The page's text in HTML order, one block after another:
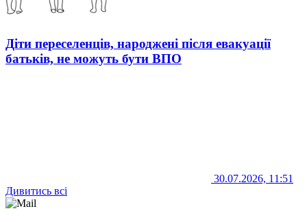
Діти переселенців, народжені після евакуації
батьків, не можуть бути ВПО
30.07.2026, 11:51
Дивитись всі